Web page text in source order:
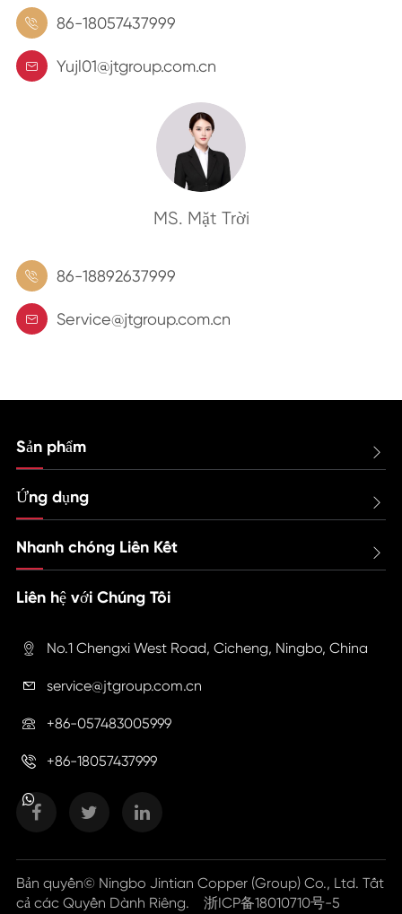
 86-18057437999
 Yujl01@jtgroup.com.cn
MS. Mặt Trời
 86-18892637999
 Service@jtgroup.com.cn
Sản phẩm 
Ứng dụng 
Nhanh chóng Liên Kết 
Liên hệ với Chúng Tôi
 No.1 Chengxi West Road, Cicheng, Ningbo, China
 service@jtgroup.com.cn
 +86-057483005999
 +86-18057437999
Bản quyền© Ningbo Jintian Copper (Group) Co., Ltd. Tất
cả các Quyền Dành Riêng. 浙ICP备18010710号-5